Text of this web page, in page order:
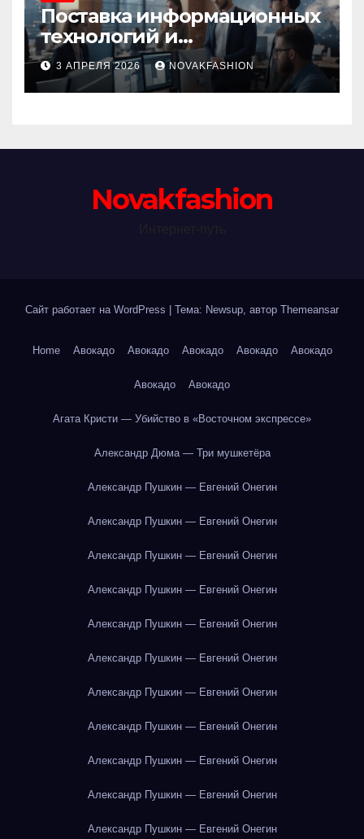
Поставка информационных
технологий и
инновационные решения
3 АПРЕЛЯ 2026 NOVAKFASHION
Novakfashion
Сайт работает на WordPress Тема: Newsup, автор Themeansar
Home Авокадо Авокадо Авокадо Авокадо Авокадо
Авокадо Авокадо
Агата Кристи — Убийство в «Восточном экспрессе»
Александр Дюма — Три мушкетёра
Александр Пушкин — Евгений Онегин
Александр Пушкин — Евгений Онегин
Александр Пушкин — Евгений Онегин
Александр Пушкин — Евгений Онегин
Александр Пушкин — Евгений Онегин
Александр Пушкин — Евгений Онегин
Александр Пушкин — Евгений Онегин
Александр Пушкин — Евгений Онегин
Александр Пушкин — Евгений Онегин
Александр Пушкин — Евгений Онегин
Александр Пушкин — Евгений Онегин